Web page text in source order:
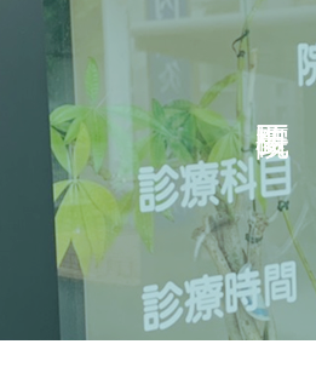
小児歯科
インプラント